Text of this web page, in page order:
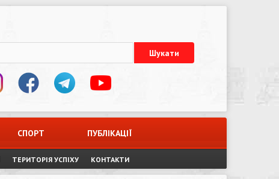
СПОРТ ПУБЛІКАЦІЇ
ТЕРИТОРІЯ УСПІХУ КОНТАКТИ